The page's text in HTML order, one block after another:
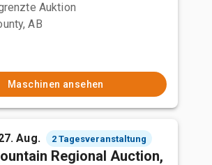
Auktion
AB
Maschinen ansehen
Aug. 2 Tagesveranstaltung
Regional Auction,